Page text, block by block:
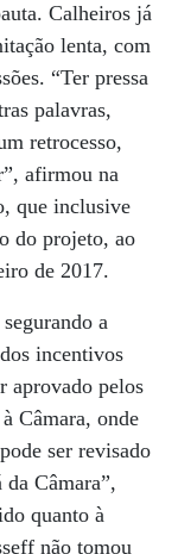
Calheiros já
lenta, com
“Ter pressa
palavras,
retrocesso,
afirmou na
que inclusive
do projeto, ao
de 2017.
a
incentivos
aprovado pelos
Câmara, onde
ser revisado
Câmara”,
quanto à
não tomou